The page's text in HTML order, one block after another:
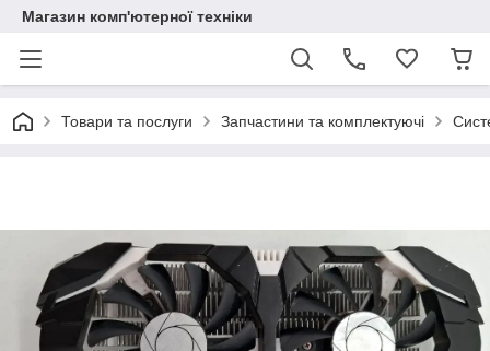
Магазин комп'ютерної техніки
Товари та послуги Запчастини та комплектуючі